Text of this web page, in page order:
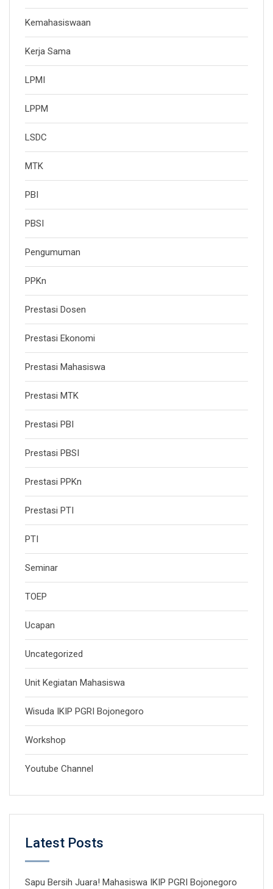
Kemahasiswaan
Kerja Sama
LPMI
LPPM
LSDC
MTK
PBI
PBSI
Pengumuman
PPKn
Prestasi Dosen
Prestasi Ekonomi
Prestasi Mahasiswa
Prestasi MTK
Prestasi PBI
Prestasi PBSI
Prestasi PPKn
Prestasi PTI
PTI
Seminar
TOEP
Ucapan
Uncategorized
Unit Kegiatan Mahasiswa
Wisuda IKIP PGRI Bojonegoro
Workshop
Youtube Channel
Latest Posts
Sapu Bersih Juara! Mahasiswa IKIP PGRI Bojonegoro